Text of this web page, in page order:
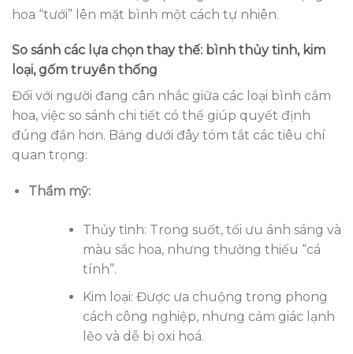
hoa “tưới” lên mặt bình một cách tự nhiên.
So sánh các lựa chọn thay thế: bình thủy tinh, kim
loại, gốm truyền thống
Đối với người đang cân nhắc giữa các loại bình cắm
hoa, việc so sánh chi tiết có thể giúp quyết định
đúng đắn hơn. Bảng dưới đây tóm tắt các tiêu chí
quan trọng:
Thẩm mỹ:
Thủy tinh: Trong suốt, tối ưu ánh sáng và
màu sắc hoa, nhưng thường thiếu “cá
tính”.
Kim loại: Được ưa chuộng trong phong
cách công nghiệp, nhưng cảm giác lạnh
lẽo và dễ bị oxi hoá.